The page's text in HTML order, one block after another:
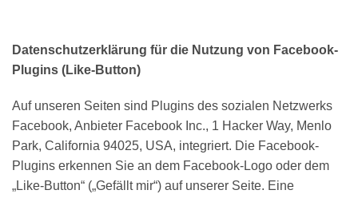
Datenschutzerklärung für die Nutzung von Facebook-
Plugins (Like-Button)
Auf unseren Seiten sind Plugins des sozialen Netzwerks
Facebook, Anbieter Facebook Inc., 1 Hacker Way, Menlo
Park, California 94025, USA, integriert. Die Facebook-
Plugins erkennen Sie an dem Facebook-Logo oder dem
„Like-Button“ („Gefällt mir“) auf unserer Seite. Eine